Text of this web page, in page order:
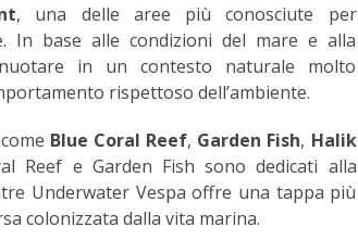
, una delle aree più conosciute per
In base alle condizioni del mare e alla
in un contesto naturale molto
rispettoso dell’ambiente.
Blue Coral Reef, Garden Fish, Halik
Reef e Garden Fish sono dedicati alla
Underwater Vespa offre una tappa più
colonizzata dalla vita marina.